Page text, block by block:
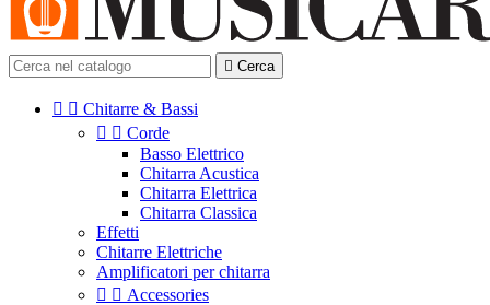
 Cerca
  Chitarre & Bassi
  Corde
Basso Elettrico
Chitarra Acustica
Chitarra Elettrica
Chitarra Classica
Effetti
Chitarre Elettriche
Amplificatori per chitarra
  Accessories